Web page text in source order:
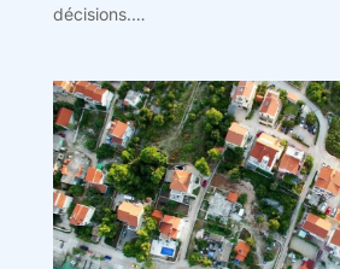
décisions.…